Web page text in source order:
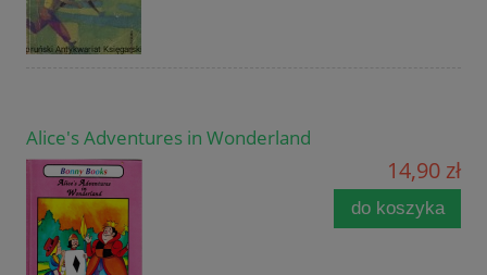
Alice's Adventures in Wonderland
14,90 zł
do koszyka